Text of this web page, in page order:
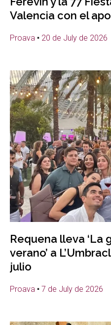
Valencia con el
Proava 20 de July de 2026
Requena lleva ‘La
verano’ a
julio
Proava 7 de July de 2026